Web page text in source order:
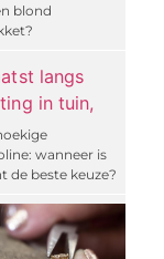
blond
wanneer is
de beste keuze?